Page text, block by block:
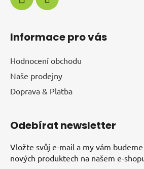
Informace pro vás
Hodnocení obchodu
Naše prodejny
Doprava & Platba
Odebírat newsletter
Vložte svůj e-mail a my vám
nových produktech na našem e-